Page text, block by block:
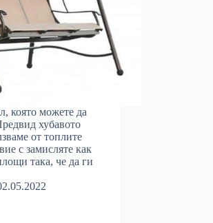
която можете да
хубавото
от топлите
с замисляте как
така, че да ги